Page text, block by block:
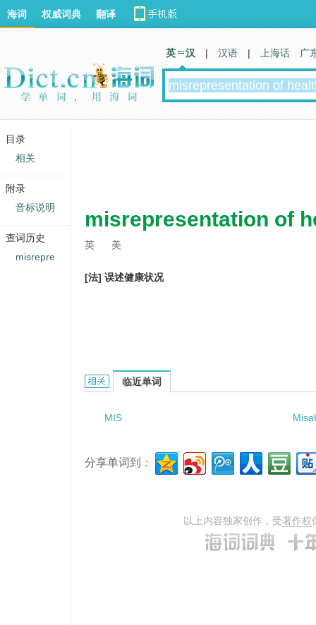
misrepresentation of
英 美
[法] 误述健康状况
misrepresentation of health的相关资料：
临近单词
MIS
分享单词到：
以上内容独家创作，受著作权
海词 权威词典 翻译
英 汉 | 汉语 | 上海话 广
目录
相关
附录
音标说明
查词历史
misrepre